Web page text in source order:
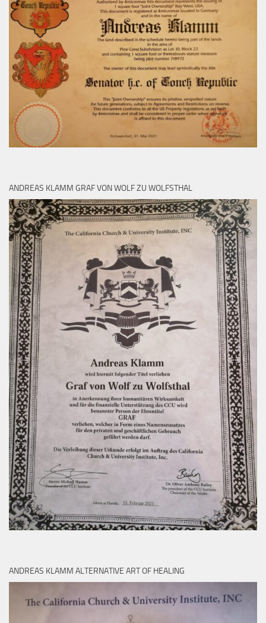
ANDREAS KLAMM GRAF VON WOLF ZU WOLFSTHAL
ANDREAS KLAMM ALTERNATIVE ART OF HEALING